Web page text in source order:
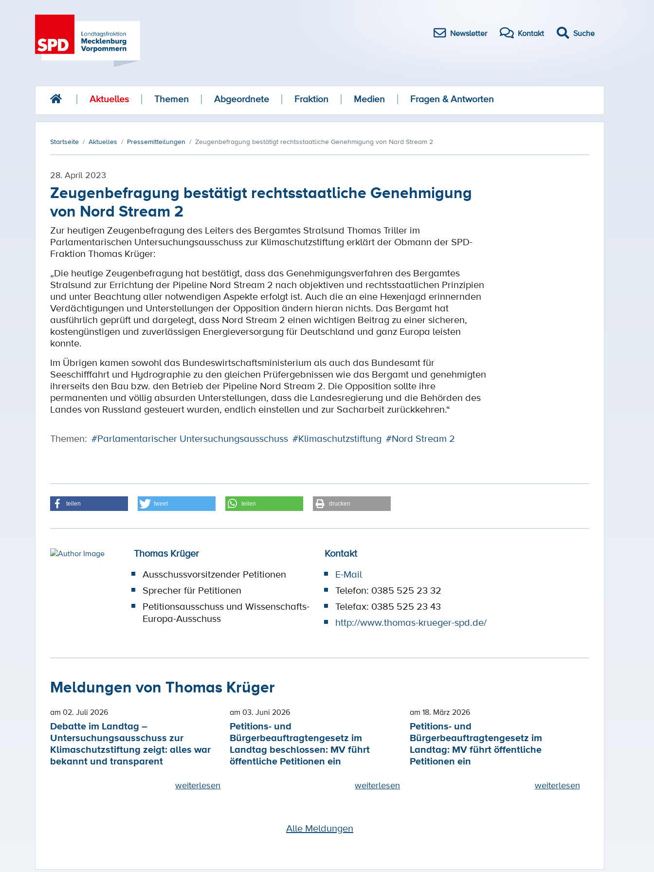
Newsletter Kontakt Suche
Aktuelles Themen Abgeordnete Fraktion Medien Fragen & Antworten
Startseite Aktuelles Pressemitteilungen Zeugenbefragung bestätigt rechtsstaatliche Genehmigung von Nord Stream 2
28. April 2023
Zeugenbefragung bestätigt rechtsstaatliche Genehmigung
von Nord Stream 2
Zur heutigen Zeugenbefragung des Leiters des Bergamtes Stralsund Thomas Triller im
Parlamentarischen Untersuchungsausschuss zur Klimaschutzstiftung erklärt der Obmann der SPD-
Fraktion Thomas Krüger:
„Die heutige Zeugenbefragung hat bestätigt, dass das Genehmigungsverfahren des Bergamtes
Stralsund zur Errichtung der Pipeline Nord Stream 2 nach objektiven und rechtsstaatlichen Prinzipien
und unter Beachtung aller notwendigen Aspekte erfolgt ist. Auch die an eine Hexenjagd erinnernden
Verdächtigungen und Unterstellungen der Opposition ändern hieran nichts. Das Bergamt hat
ausführlich geprüft und dargelegt, dass Nord Stream 2 einen wichtigen Beitrag zu einer sicheren,
kostengünstigen und zuverlässigen Energieversorgung für Deutschland und ganz Europa leisten
konnte.
Im Übrigen kamen sowohl das Bundeswirtschaftsministerium als auch das Bundesamt für
Seeschifffahrt und Hydrographie zu den gleichen Prüfergebnissen wie das Bergamt und genehmigten
ihrerseits den Bau bzw. den Betrieb der Pipeline Nord Stream 2. Die Opposition sollte ihre
permanenten und völlig absurden Unterstellungen, dass die Landesregierung und die Behörden des
Landes von Russland gesteuert wurden, endlich einstellen und zur Sacharbeit zurückkehren.“
Themen: #Parlamentarischer Untersuchungsausschuss #Klimaschutzstiftung #Nord Stream 2
teilen tweet teilen drucken
Thomas Krüger
Kontakt
Ausschussvorsitzender Petitionen
Sprecher für Petitionen
Petitionsausschuss und Wissenschafts-
Europa-Ausschuss
E-Mail
Telefon: 0385 525 23 32
Telefax: 0385 525 23 43
http://www.thomas-krueger-spd.de/
Meldungen von Thomas Krüger
am 02. Juli 2026
Debatte im Landtag –
Untersuchungsausschuss zur
Klimaschutzstiftung zeigt: alles war
bekannt und transparent
weiterlesen
am 03. Juni 2026
Petitions- und
Bürgerbeauftragtengesetz im
Landtag beschlossen: MV führt
öffentliche Petitionen ein
weiterlesen
am 18. März 2026
Petitions- und
Bürgerbeauftragtengesetz im
Landtag: MV führt öffentliche
Petitionen ein
weiterlesen
Alle Meldungen